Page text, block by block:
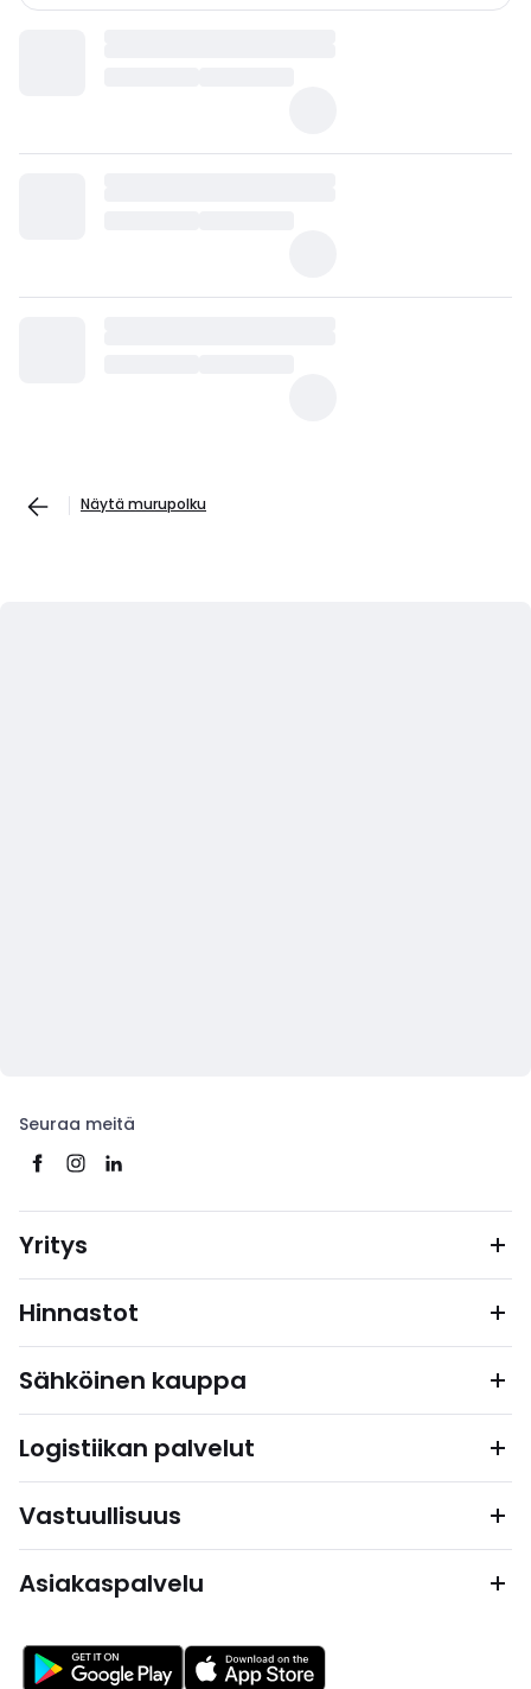
Näytä murupolku
Seuraa meitä
Yritys
Hinnastot
Sähköinen kauppa
Logistiikan palvelut
Vastuullisuus
Asiakaspalvelu